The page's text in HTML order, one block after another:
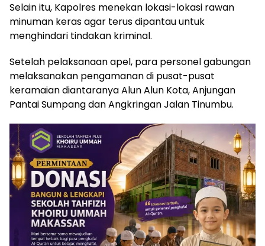
Selain itu, Kapolres menekan lokasi-lokasi rawan
minuman keras agar terus dipantau untuk
menghindari tindakan kriminal.
Setelah pelaksanaan apel, para personel gabungan
melaksanakan pengamanan di pusat-pusat
keramaian diantaranya Alun Alun Kota, Anjungan
Pantai Sumpang dan Angkringan Jalan Tinumbu.